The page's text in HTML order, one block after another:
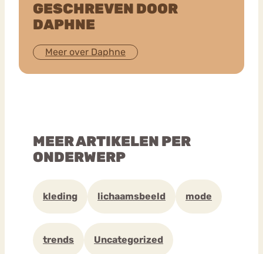
GESCHREVEN DOOR
DAPHNE
Meer over Daphne
MEER ARTIKELEN PER
ONDERWERP
kleding lichaamsbeeld mode
trends Uncategorized